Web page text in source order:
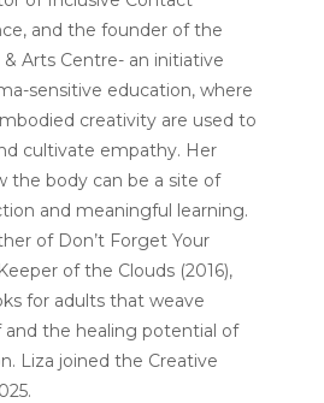
and the founder of the
Arts Centre- an initiative
sensitive education, where
creativity are used to
cultivate empathy. Her
the body can be a site of
and meaningful learning.
of Don’t Forget Your
of the Clouds (2016),
for adults that weave
the healing potential of
Liza joined the Creative